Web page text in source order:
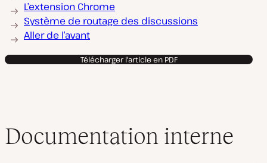
L’extension Chrome
Système de routage des discussions
Aller de l’avant
Télécharger l'article en PDF
Documentation interne